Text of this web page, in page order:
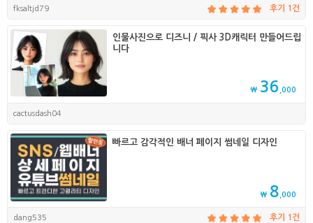
fksaltjd79 후기 1건
인물사진으로 디즈니 / 픽사 3D캐릭터 만들어드립
니다
₩ 36 ,000
cactusdash04
빠르고 감각적인 배너 페이지 썸네일 디자인
₩ 8 ,000
dang535 후기 1건